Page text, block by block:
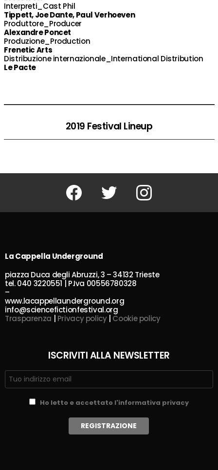
Interpreti_Cast Phil
Tippett, Joe Dante, Paul Verhoeven
Produttore_Producer
Alexandre Poncet
Produzione_Production
Frenetic Arts
Distribuzione internazionale_International Distribution
Le Pacte
2019 Festival Lineup
Facebook Twitter Instagram
La Cappella Underground
piazza Duca degli Abruzzi, 3 – 34132 Trieste
tel. 040 3220551 | P.Iva 00556780328
–
www.lacappellaunderground.org
info@sciencefictionfestival.org
Trasparenza
Privacy policy| Cookie policy
ISCRIVITI ALLA NEWSLETTER
Ho letto e accettato l'informativa privacy